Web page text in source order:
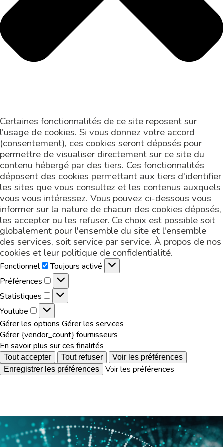
Certaines fonctionnalités de ce site reposent sur
l’usage de cookies. Si vous donnez votre accord
(consentement), ces cookies seront déposés pour
permettre de visualiser directement sur ce site du
contenu hébergé par des tiers. Ces fonctionnalités
déposent des cookies permettant aux tiers d'identifier
les sites que vous consultez et les contenus auxquels
vous vous intéressez. Vous pouvez ci-dessous vous
informer sur la nature de chacun des cookies déposés,
les accepter ou les refuser. Ce choix est possible soit
globalement pour l'ensemble du site et l'ensemble
des services, soit service par service. À propos de nos
cookies et leur politique de confidentialité.
Fonctionnel Fonctionnel
Toujours activé
Préférences
Préférences
Statistiques
Statistiques
Youtube
Youtube
Gérer les options Gérer les services
Gérer {vendor_count} fournisseurs
En savoir plus sur ces finalités
Tout accepter Tout refuser
Voir les préférences
Enregistrer les préférences
Voir les préférences